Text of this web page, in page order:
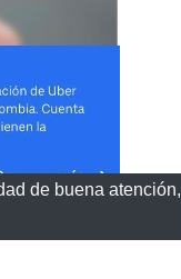
de buena atención,